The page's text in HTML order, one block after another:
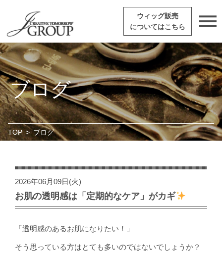
ウィッグ販売
についてはこちら
ブログ
TOP > ブログ
2026年06月09日(火)
お肌の透明感は「定期的なケア」がカギ
「透明感のあるお肌になりたい！」
そう思っている方はとても多いのではないでしょうか？